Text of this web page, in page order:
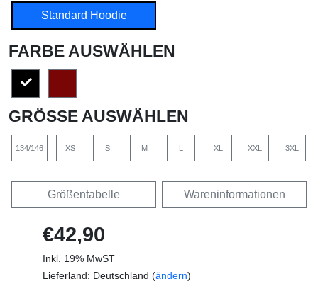
Standard Hoodie
FARBE AUSWÄHLEN
GRÖSSE AUSWÄHLEN
134/146 XS S M L XL XXL 3XL
Größentabelle Wareninformationen
€42,90
Inkl. 19% MwST
Lieferland: Deutschland (ändern)